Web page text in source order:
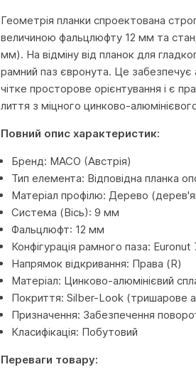
Геометрія планки спроектована
величиною фальцлюфту 12 мм та
мм). На відміну від планок для
рамний паз євронута. Це забезпечує
чітке просторове орієнтування і є
лиття з міцного цинково-
Повний опис характеристик:
Бренд: MACO (Австрія)
Тип елемента: Відповідна планка
Матеріал профілю: Дерево
Система (Вісь): 9 мм
Фальцлюфт: 12 мм
Конфігурація рамного паза:
Напрямок відкривання: Права (R)
Матеріал: Цинково-алюмінієвий
Покриття: Silber-Look (тришарове
Призначення: Забезпечення
Класифікація: Побутовий
Переваги товару: